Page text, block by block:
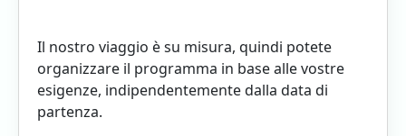
Il nostro viaggio è su misura, quindi potete
organizzare il programma in base alle vostre
esigenze, indipendentemente dalla data di
partenza.